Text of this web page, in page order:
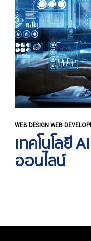
WEB DESIGN WEB
เทคโนโลยี
ออนไลน์